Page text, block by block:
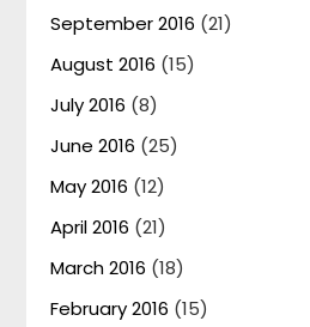
September 2016 (21)
August 2016 (15)
July 2016 (8)
June 2016 (25)
May 2016 (12)
April 2016 (21)
March 2016 (18)
February 2016 (15)